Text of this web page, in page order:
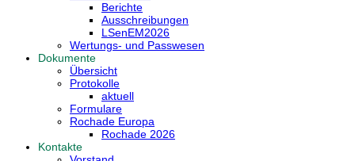
Berichte
Ausschreibungen
LSenEM2026
Wertungs- und Passwesen
Dokumente
Übersicht
Protokolle
aktuell
Formulare
Rochade Europa
Rochade 2026
Kontakte